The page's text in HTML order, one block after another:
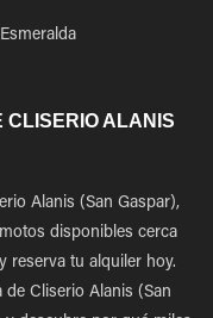
CLISERIO ALANIS
Alanis (San Gaspar),
disponibles cerca
reserva tu alquiler hoy.
Cliserio Alanis (San